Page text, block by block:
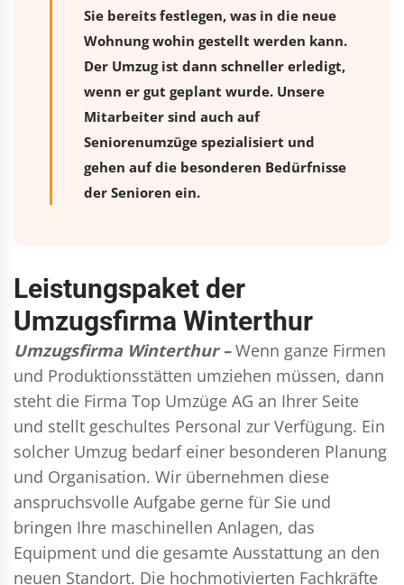
Sie bereits festlegen, was in die neue
Wohnung wohin gestellt werden kann.
Der Umzug ist dann schneller erledigt,
wenn er gut geplant wurde. Unsere
Mitarbeiter sind auch auf
Seniorenumzüge spezialisiert und
gehen auf die besonderen Bedürfnisse
der Senioren ein.
Leistungspaket der
Umzugsfirma Winterthur
Umzugsfirma Winterthur – Wenn ganze Firmen
und Produktionsstätten umziehen müssen, dann
steht die Firma Top Umzüge AG an Ihrer Seite
und stellt geschultes Personal zur Verfügung. Ein
solcher Umzug bedarf einer besonderen Planung
und Organisation. Wir übernehmen diese
anspruchsvolle Aufgabe gerne für Sie und
bringen Ihre maschinellen Anlagen, das
Equipment und die gesamte Ausstattung an den
neuen Standort. Die hochmotivierten Fachkräfte